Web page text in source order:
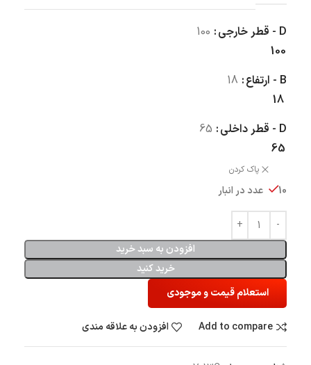
D - قطر خارجی
100
100
B - ارتفاع
18
18
D - قطر داخلی
65
65
پاک کردن
10 عدد در انبار
افزودن به سبد خرید
خرید کنید
استعلام قیمت و موجودی
Add to compare افزودن به علاقه مندی